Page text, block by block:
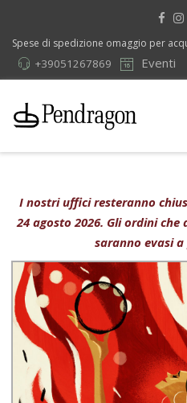
Spese di spedizione omaggio per
Eventi
+39051267869
I nostri uffici resteranno
24 agosto 2026. Gli ordini
saranno evasi